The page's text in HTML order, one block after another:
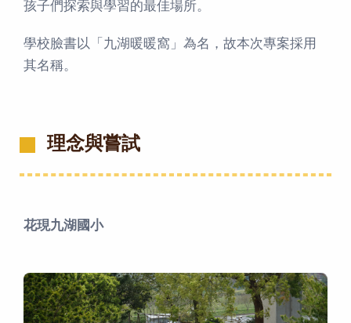
孩子們探索與學習的最佳場所。
學校臉書以「九湖暖暖窩」為名，故本次專案採用
其名稱。
理念與嘗試
花現九湖國小